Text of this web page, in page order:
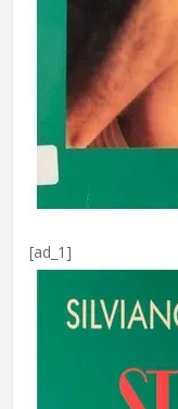
[ad_1]